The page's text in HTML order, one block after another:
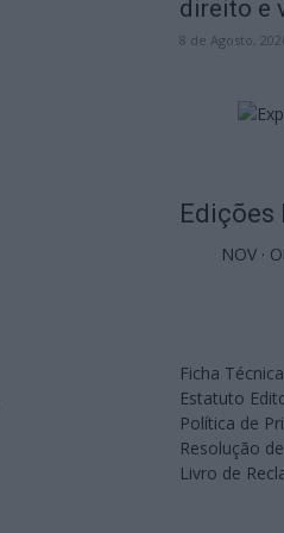
direito e
8 de Agosto,
Edições
NOV ·
Ficha Técnica
Estatuto
Política de
Resolução
Livro de